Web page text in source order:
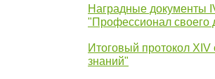
Наградные документы
"Профессионал своего
Итоговый протокол
знаний"